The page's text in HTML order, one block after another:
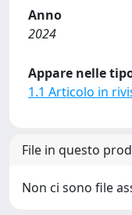
Anno
2024
Appare nelle
1.1 Articolo in
File in questo
Non ci sono file